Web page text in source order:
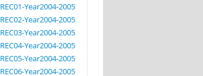
REC01-Year2004-2005
REC02-Year2004-2005
REC03-Year2004-2005
REC04-Year2004-2005
REC05-Year2004-2005
REC06-Year2004-2005